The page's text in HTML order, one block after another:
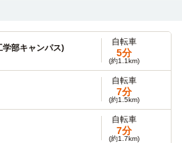
学部キャンパス)
自転車
5分
(約1.1km)
自転車
7分
(約1.5km)
自転車
7分
(約1.7km)